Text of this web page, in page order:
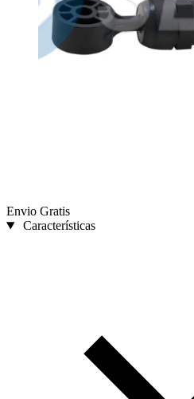
Envio Gratis
Características